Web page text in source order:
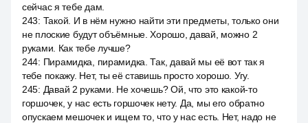
сейчас я тебе дам.
243: Такой. И в нём нужно найти эти предметы, только они
не плоские будут объёмные. Хорошо, давай, можно 2
руками. Как тебе лучше?
244: Пирамидка, пирамидка. Так, давай мы её вот так я
тебе покажу. Нет, ты её ставишь просто хорошо. Угу.
245: Давай 2 руками. Не хочешь? Ой, что это какой-то
горшочек, у нас есть горшочек нету. Да, мы его обратно
опускаем мешочек и ищем то, что у нас есть. Нет, надо не